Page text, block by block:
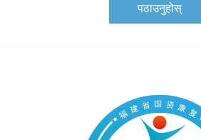
पठाउनुहोस्